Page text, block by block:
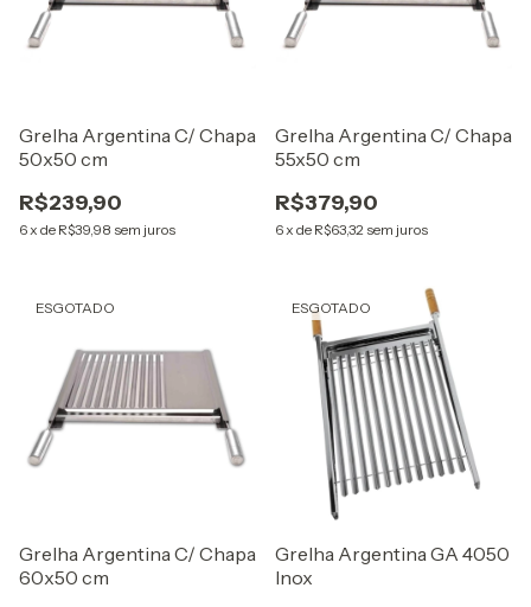
Grelha Argentina C/ Chapa
50x50 cm
R$239,90
6x de R$39,98 sem juros
Grelha Argentina C/ Chapa
55x50 cm
R$379,90
6x de R$63,32 sem juros
ESGOTADO
Grelha Argentina C/ Chapa
60x50 cm
ESGOTADO
Grelha Argentina GA 4050
Inox